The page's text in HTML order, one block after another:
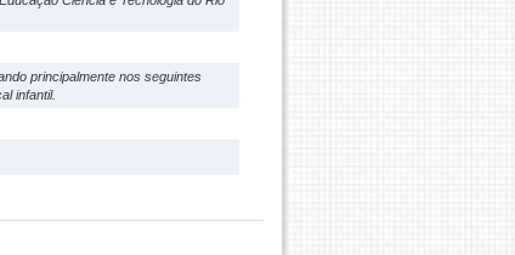
principalmente nos seguintes
infantil.